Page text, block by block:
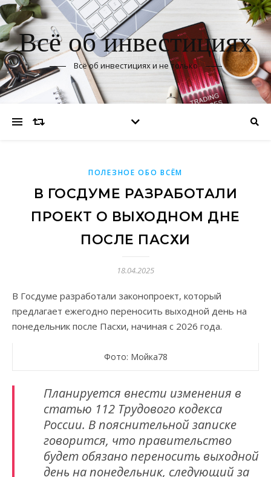
Всё об инвестициях
Всё об инвестициях и не только
ПОЛЕЗНОЕ ОБО ВСЁМ
В ГОСДУМЕ РАЗРАБОТАЛИ
ПРОЕКТ О ВЫХОДНОМ ДНЕ
ПОСЛЕ ПАСХИ
18.04.2025
В Госдуме разработали законопроект, который
предлагает ежегодно переносить выходной день на
понедельник после Пасхи, начиная с 2026 года.
Фото: Мойка78
Планируется внести изменения в
статью 112 Трудового кодекса
России. В пояснительной записке
говорится, что правительство
будет обязано переносить выходной
день на понедельник, следующий за